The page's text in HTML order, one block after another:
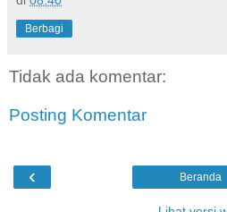
Berbagi
Tidak ada komentar:
Posting Komentar
‹ Beranda